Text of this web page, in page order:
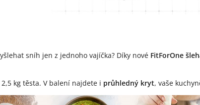
sníh jen z jednoho vajíčka? Díky nové FitForOne
kg těsta. V balení najdete i průhledný kryt, vaše